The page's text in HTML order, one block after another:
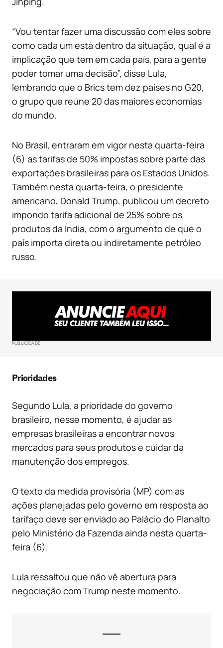
“Vou tentar fazer uma discussão com eles sobre
como cada um está dentro da situação, qual é a
implicação que tem em cada país, para a gente
poder tomar uma decisão”, disse Lula,
lembrando que o Brics tem dez países no G20,
o grupo que reúne 20 das maiores economias
do mundo.
No Brasil, entraram em vigor nesta quarta-feira
(6) as tarifas de 50% impostas sobre parte das
exportações brasileiras para os Estados Unidos.
Também nesta quarta-feira, o presidente
americano, Donald Trump, publicou um decreto
impondo tarifa adicional de 25% sobre os
produtos da Índia, com o argumento de que o
país importa direta ou indiretamente petróleo
russo.
PUBLICIDADE
Prioridades
Segundo Lula, a prioridade do governo
brasileiro, nesse momento, é ajudar as
empresas brasileiras a encontrar novos
mercados para seus produtos e cuidar da
manutenção dos empregos.
O texto da medida provisória (MP) com as
ações planejadas pelo governo em resposta ao
tarifaço deve ser enviado ao Palácio do Planalto
pelo Ministério da Fazenda ainda nesta quarta-
feira (6).
Lula ressaltou que não vê abertura para
negociação com Trump neste momento.